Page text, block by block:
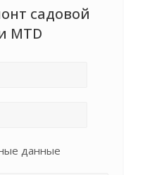
садовой
MTD
данные